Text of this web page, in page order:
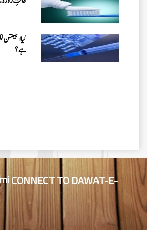
کیا
ہے؟
CONNECT TO DAWAT-E-